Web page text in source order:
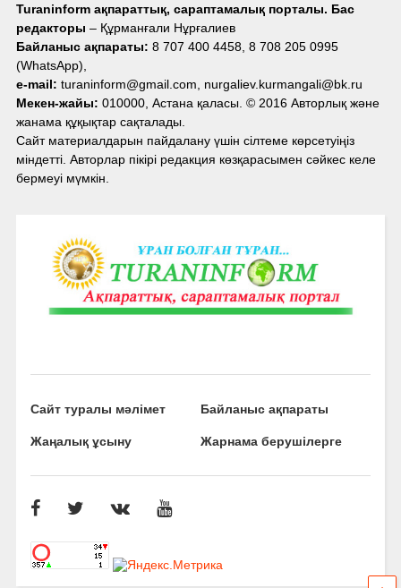
Turaninform ақпараттық, сараптамалық порталы. Бас
редакторы – Құрманғали Нұрғалиев
Байланыс ақпараты: 8 707 400 4458, 8 708 205 0995
(WhatsApp),
e-mail: turaninform@gmail.com, nurgaliev.kurmangali@bk.ru
Мекен-жайы: 010000, Астана қаласы. © 2016 Авторлық және
жанама құқықтар сақталады.
Сайт материалдарын пайдалану үшін сілтеме көрсетуіңіз
міндетті. Авторлар пікірі редакция көзқарасымен сәйкес келе
бермеуі мүмкін.
Сайт туралы мәлімет Байланыс ақпараты
Жаңалық ұсыну Жарнама берушілерге